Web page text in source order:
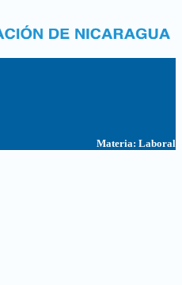
Materia: Laboral